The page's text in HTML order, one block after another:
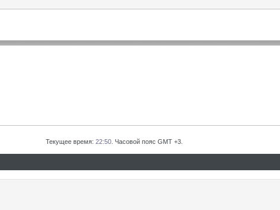
Текущее время: 22:50 . Часовой пояс GMT +3.